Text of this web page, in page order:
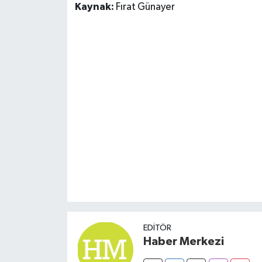
Kaynak: Fırat Günayer
EDITÖR
Haber Merkezi